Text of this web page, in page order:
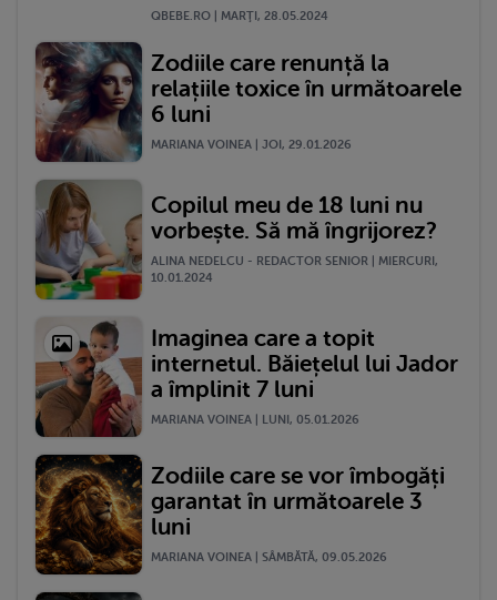
QBEBE.RO | MARŢI, 28.05.2024
Zodiile care renunță la
relațiile toxice în următoarele
6 luni
MARIANA VOINEA | JOI, 29.01.2026
Copilul meu de 18 luni nu
vorbește. Să mă îngrijorez?
ALINA NEDELCU - REDACTOR SENIOR | MIERCURI,
10.01.2024
Imaginea care a topit
internetul. Băiețelul lui Jador
a împlinit 7 luni
MARIANA VOINEA | LUNI, 05.01.2026
Zodiile care se vor îmbogăți
garantat în următoarele 3
luni
MARIANA VOINEA | SÂMBĂTĂ, 09.05.2026